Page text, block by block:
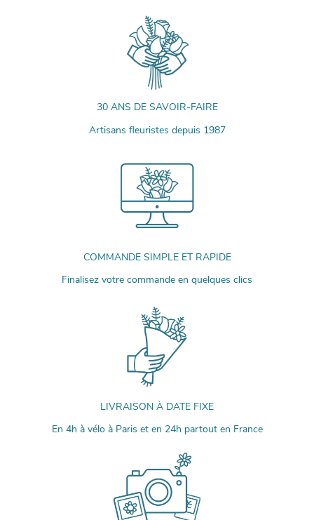
30 ANS DE SAVOIR-FAIRE
Artisans fleuristes depuis 1987
COMMANDE SIMPLE ET RAPIDE
Finalisez votre commande en quelques clics
LIVRAISON À DATE FIXE
En 4h à vélo à Paris et en 24h partout en France